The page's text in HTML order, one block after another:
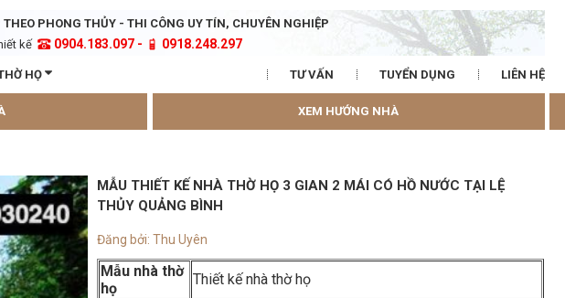
PHONG THỦY - THI CÔNG UY TÍN, CHUYÊN NGHIỆP
kế
0904.183.097 - 0918.248.297
HỌ TƯ VẤN TUYỂN DỤNG LIÊN HỆ
XEM HƯỚNG NHÀ
MẪU THIẾT KẾ NHÀ THỜ HỌ 3 GIAN 2 MÁI CÓ HỒ NƯỚC TẠI LỆ
THỦY QUẢNG BÌNH
Đăng bởi: Thu Uyên
Mẫu nhà thờ
họ
Thiết kế nhà thờ họ